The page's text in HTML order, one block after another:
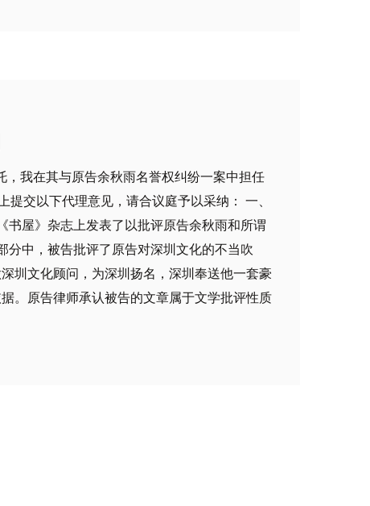
我在其与原告余秋雨名誉权纠纷一案中担任
交以下代理意见，请合议庭予以采纳： 一、
屋》杂志上发表了以批评原告余秋雨和所谓
分中，被告批评了原告对深圳文化的不当吹
圳文化顾问，为深圳扬名，深圳奉送他一套豪
。原告律师承认被告的文章属于文学批评性质